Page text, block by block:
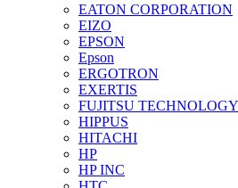
EATON CORPORATION
EIZO
EPSON
Epson
ERGOTRON
EXERTIS
FUJITSU
HIPPUS
HITACHI
HP
HP INC